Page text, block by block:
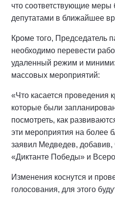
что соответствующие меры
депутатами в ближайшее
Кроме того, Председатель
необходимо перевести
удаленный режим и
массовых мероприятий:
«Что касается проведения
которые были
посмотреть, как
эти мероприятия на более
заявил Медведев, добавив,
«Диктанте Победы» и
Изменения коснутся и
голосования, для этого